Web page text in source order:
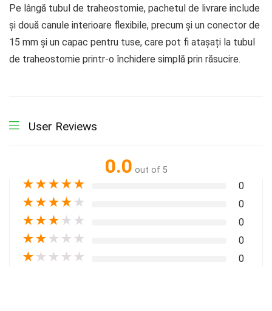
Pe lângă tubul de traheostomie, pachetul de livrare include
și două canule interioare flexibile, precum și un conector de
15 mm și un capac pentru tuse, care pot fi atașați la tubul
de traheostomie printr-o închidere simplă prin răsucire.
User Reviews
0.0 out of 5
★★★★★ 0
★★★★ ★ 0
★★★ ★ ★ 0
★★ ★ ★ ★ 0
★ ★ ★ ★ ★ 0